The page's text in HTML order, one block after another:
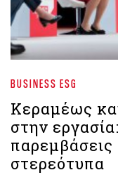
BUSINESS ESG
Κεραμέως
στην
στερεότυπα